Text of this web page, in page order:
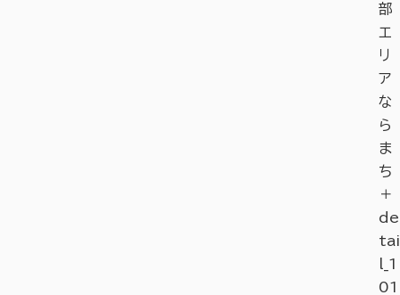
部
エ
リ
ア
な
ら
ま
ち
＋
de
tai
l_1
01